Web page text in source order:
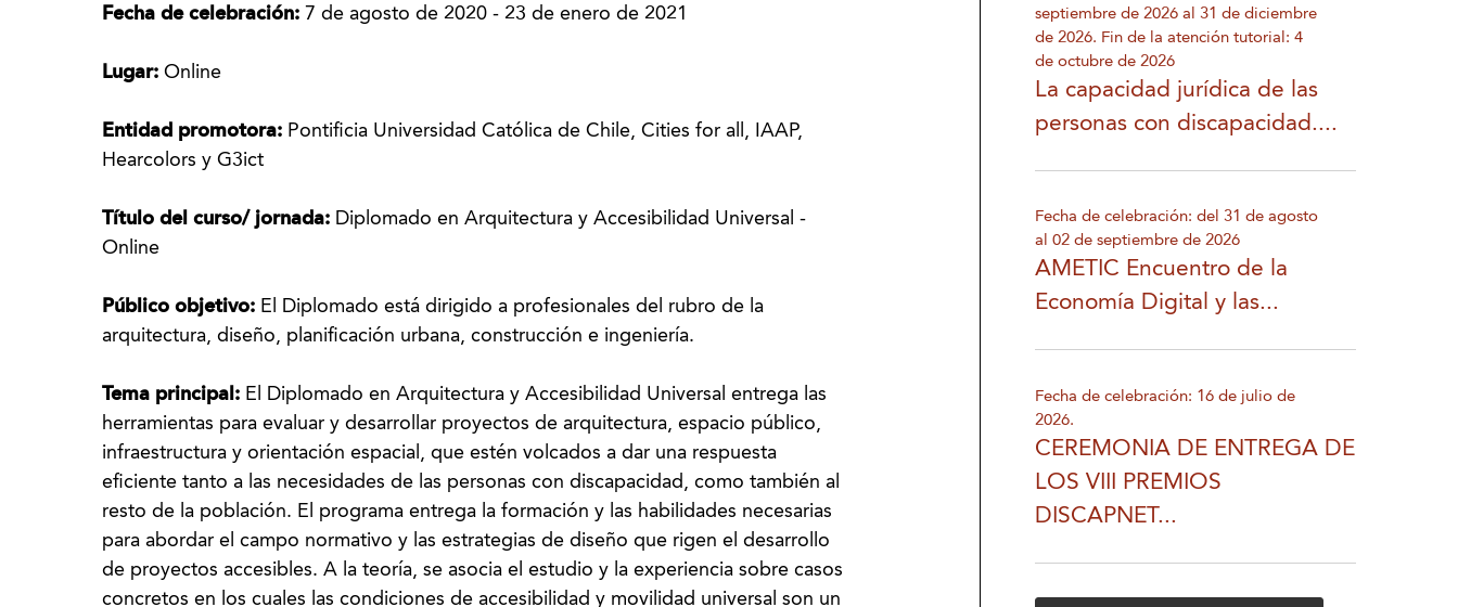
Fecha de celebración: 7 de agosto de 2020 - 23 de enero de 2021
Lugar:Online
Entidad promotora: Pontificia Universidad Católica de Chile, Cities for all, IAAP,
Hearcolors y G3ict
Título del curso/ jornada: Diplomado en Arquitectura y Accesibilidad Universal -
Online
Público objetivo: El Diplomado está dirigido a profesionales del rubro de la
arquitectura, diseño, planificación urbana, construcción e ingeniería.
Tema principal: El Diplomado en Arquitectura y Accesibilidad Universal entrega las
herramientas para evaluar y desarrollar proyectos de arquitectura, espacio público,
infraestructura y orientación espacial, que estén volcados a dar una respuesta
eficiente tanto a las necesidades de las personas con discapacidad, como también al
resto de la población. El programa entrega la formación y las habilidades necesarias
para abordar el campo normativo y las estrategias de diseño que rigen el desarrollo
de proyectos accesibles. A la teoría, se asocia el estudio y la experiencia sobre casos
concretos en los cuales las condiciones de accesibilidad y movilidad universal son un
septiembre de 2026 al 31 de diciembre
de 2026. Fin de la atención tutorial: 4
de octubre de 2026
La capacidad jurídica de las
personas con discapacidad....
Fecha de celebración: del 31 de agosto
al 02 de septiembre de 2026
AMETIC Encuentro de la
Economía Digital y las...
Fecha de celebración: 16 de julio de
2026.
CEREMONIA DE ENTREGA DE
LOS VIII PREMIOS
DISCAPNET...